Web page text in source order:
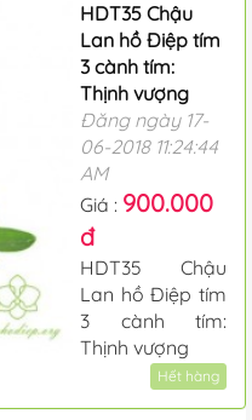
HDT35 Chậu
Lan hồ Điệp tím
3 cành tím:
Thịnh vượng
Đăng ngày 17-
06-2018 11:24:44
AM
Giá : 900.000
đ
HDT35 Chậu
Lan hồ Điệp tím
3 cành tím:
Thịnh vượng
Hết hàng